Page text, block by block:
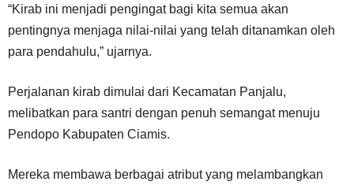
“Kirab ini menjadi pengingat bagi kita semua akan
pentingnya menjaga nilai-nilai yang telah ditanamkan oleh
para pendahulu,” ujarnya.
Perjalanan kirab dimulai dari Kecamatan Panjalu,
melibatkan para santri dengan penuh semangat menuju
Pendopo Kabupaten Ciamis.
Mereka membawa berbagai atribut yang melambangkan